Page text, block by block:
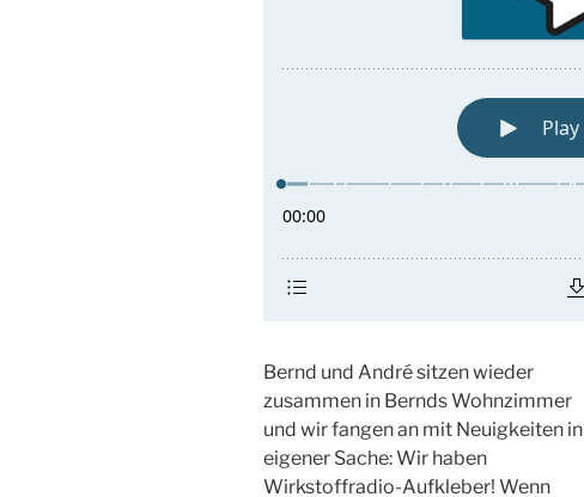
Bernd und André sitzen wieder
zusammen in Bernds Wohnzimmer
und wir fangen an mit Neuigkeiten in
eigener Sache: Wir haben
Wirkstoffradio-Aufkleber! Wenn